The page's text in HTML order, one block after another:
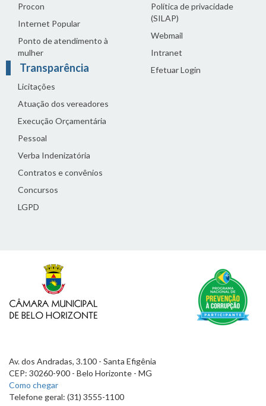
Procon
Internet Popular
Ponto de atendimento à
mulher
Transparência
Licitações
Atuação dos vereadores
Execução Orçamentária
Pessoal
Verba Indenizatória
Contratos e convênios
Concursos
LGPD
Política de privacidade
(SILAP)
Webmail
Intranet
Efetuar Login
Av. dos Andradas, 3.100 - Santa Efigênia
CEP: 30260-900 - Belo Horizonte - MG
Como chegar
Telefone geral: (31) 3555-1100